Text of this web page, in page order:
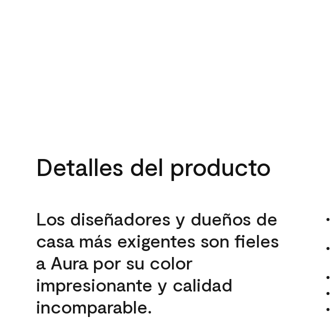
Detalles del producto
Los diseñadores y dueños de
casa más exigentes son fieles
a Aura por su color
impresionante y calidad
incomparable.